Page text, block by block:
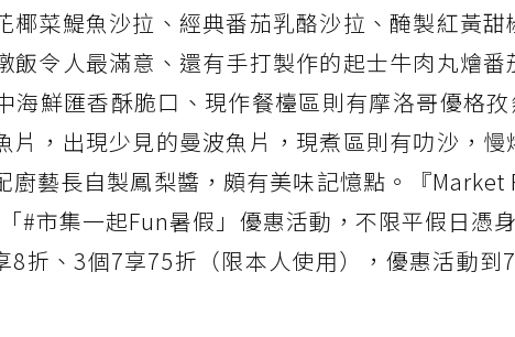
椰菜鯷魚沙拉、經典番茄乳酪沙拉、醃製紅黃
飯令人最滿意、還有手打製作的起士牛肉丸燴番
海鮮匯香酥脆口、現作餐檯區則有摩洛哥優格
片，出現少見的曼波魚片，現煮區則有叻沙，慢
藝長自製鳳梨醬，頗有美味記憶點。『Market
#市集一起Fun暑假」優惠活動，不限平假日憑
8折、3個7享75折（限本人使用），優惠活動到